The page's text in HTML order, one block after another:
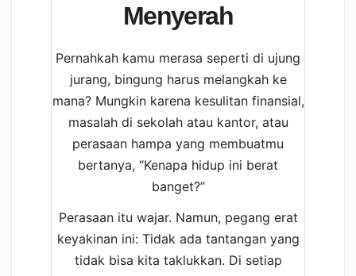
Menyerah
Pernahkah kamu merasa seperti di ujung
jurang, bingung harus melangkah ke
mana? Mungkin karena kesulitan finansial,
masalah di sekolah atau kantor, atau
perasaan hampa yang membuatmu
bertanya, “Kenapa hidup ini berat
banget?”
Perasaan itu wajar. Namun, pegang erat
keyakinan ini: Tidak ada tantangan yang
tidak bisa kita taklukkan. Di setiap